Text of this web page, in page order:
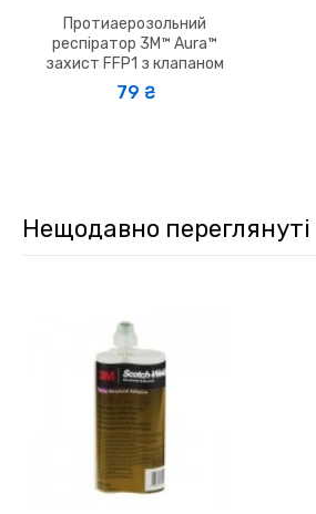
Протиаерозольний
респіратор 3M™ Aura™
захист FFP1 з клапаном
79 ₴
Нещодавно